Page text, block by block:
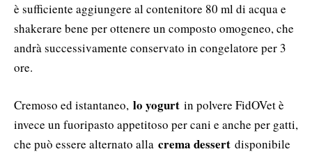
è sufficiente aggiungere al contenitore 80 ml di acqua e
shakerare bene per ottenere un composto omogeneo, che
andrà successivamente conservato in congelatore per 3
ore.
Cremoso ed istantaneo, lo yogurt in polvere FidOVet è
invece un fuoripasto appetitoso per cani e anche per gatti,
che può essere alternato alla crema dessert disponibile